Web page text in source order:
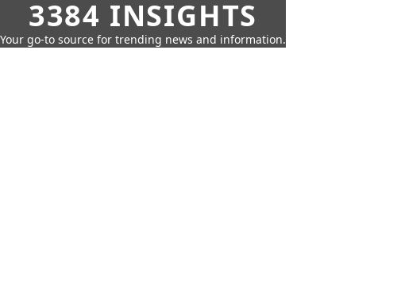
3384 INSIGHTS
Your go-to source for trending news and information.